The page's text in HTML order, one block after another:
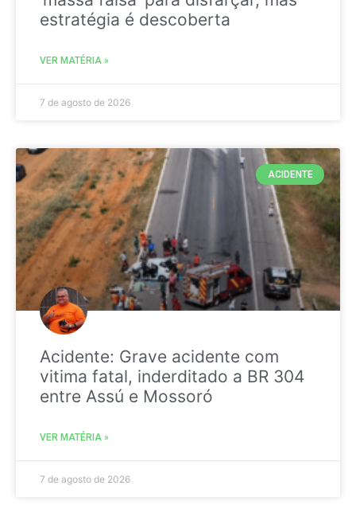
estratégia é descoberta
VER MATÉRIA »
7 de agosto de 2026
ACIDENTE
Acidente: Grave acidente com
vitima fatal, inderditado a BR 304
entre Assú e Mossoró
VER MATÉRIA »
7 de agosto de 2026